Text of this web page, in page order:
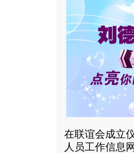
在联谊会成立
人员工作信息